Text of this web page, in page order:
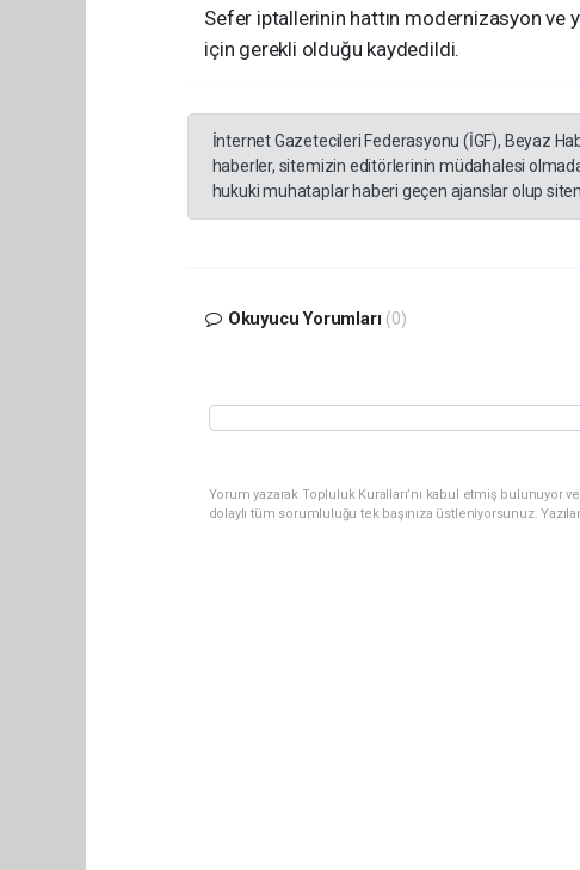
Sefer iptallerinin hattın modernizasyon ve
için gerekli olduğu kaydedildi.
İnternet Gazetecileri Federasyonu (İGF), Beyaz
haberler, sitemizin editörlerinin müdahalesi
hukuki muhataplar haberi geçen ajanslar olup
Okuyucu Yorumları (0)
Yorum yazarak Topluluk Kuralları’nı kabul etmiş bulunuyor
dolaylı tüm sorumluluğu tek başınıza üstleniyorsunuz.